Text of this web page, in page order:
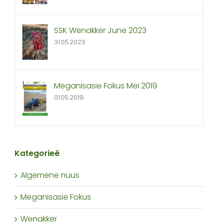
SSK Wenakker June 2023
31.05.2023
Meganisasie Fokus Mei 2019
01.05.2019
Kategorieë
Algemene nuus
Meganisasie Fokus
Wenakker